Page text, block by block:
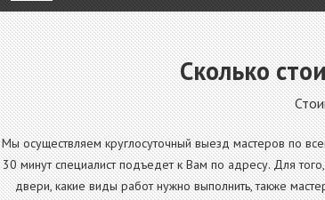
Сколько
Мы осуществляем круглосуточный выезд мастеров по
30 минут специалист подъедет к Вам по адресу. Для
двери, какие виды работ нужно выполнить, также